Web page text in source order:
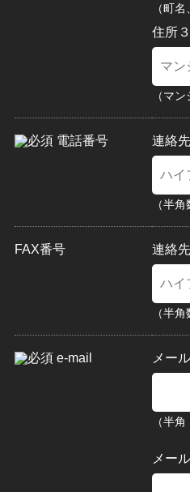
（町
住所
（マ
電話番号 連絡
（半
FAX番号 連絡
（半
e-mail メー
（半
メー